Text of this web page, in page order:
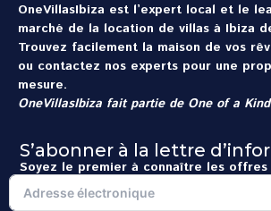
OneVillasIbiza est l’expert local et le
marché de la location de villas à Ibiza
Trouvez facilement la maison de vos
ou contactez nos experts pour une
mesure.
OneVillasIbiza fait partie de One of a
S’abonner à la lettre
Soyez le premier à connaître les offres